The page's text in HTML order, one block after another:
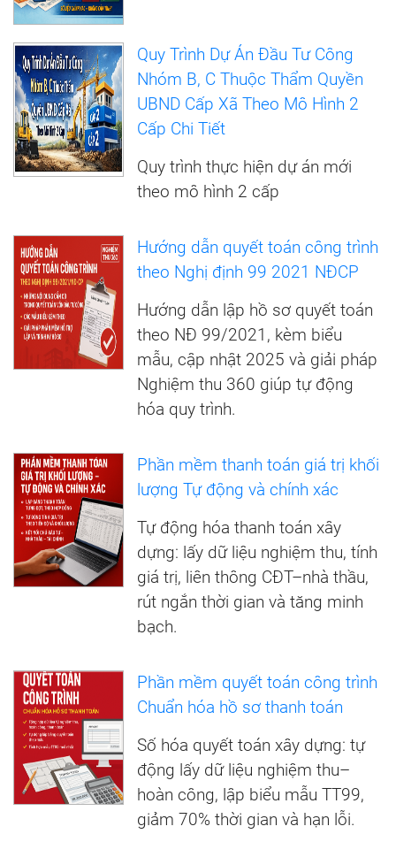
Quy Trình Dự Án Đầu Tư Công
Nhóm B, C Thuộc Thẩm Quyền
UBND Cấp Xã Theo Mô Hình 2
Cấp Chi Tiết
Quy trình thực hiện dự án mới
theo mô hình 2 cấp
Hướng dẫn quyết toán công trình
theo Nghị định 99 2021 NĐCP
Hướng dẫn lập hồ sơ quyết toán
theo NĐ 99/2021, kèm biểu
mẫu, cập nhật 2025 và giải pháp
Nghiệm thu 360 giúp tự động
hóa quy trình.
Phần mềm thanh toán giá trị khối
lượng Tự động và chính xác
Tự động hóa thanh toán xây
dựng: lấy dữ liệu nghiệm thu, tính
giá trị, liên thông CĐT–nhà thầu,
rút ngắn thời gian và tăng minh
bạch.
Phần mềm quyết toán công trình
Chuẩn hóa hồ sơ thanh toán
Số hóa quyết toán xây dựng: tự
động lấy dữ liệu nghiệm thu–
hoàn công, lập biểu mẫu TT99,
giảm 70% thời gian và hạn lỗi.